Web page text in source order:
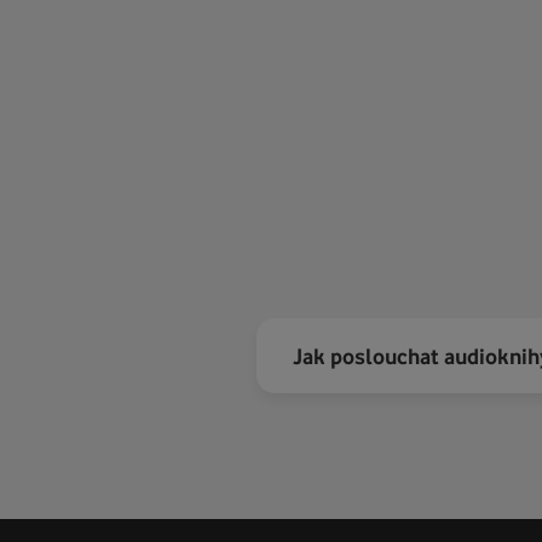
Jak poslouchat